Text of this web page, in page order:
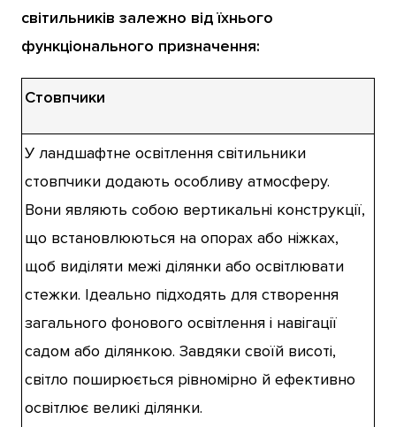
світильників залежно від їхнього
функціонального призначення:
Стовпчики
У ландшафтне освітлення світильники
стовпчики додають особливу атмосферу.
Вони являють собою вертикальні конструкції,
що встановлюються на опорах або ніжках,
щоб виділяти межі ділянки або освітлювати
стежки. Ідеально підходять для створення
загального фонового освітлення і навігації
садом або ділянкою. Завдяки своїй висоті,
світло поширюється рівномірно й ефективно
освітлює великі ділянки.